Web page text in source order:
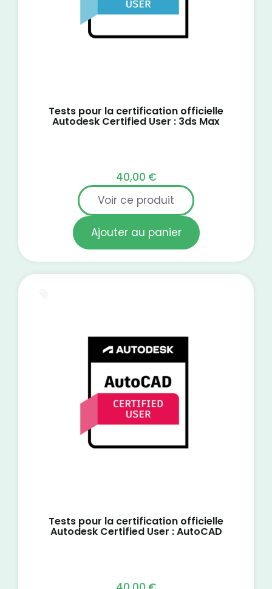
Tests pour la certification officielle
Autodesk Certified User : 3ds Max
40,00 €
Voir ce produit
Ajouter au panier
Tests pour la certification officielle
Autodesk Certified User : AutoCAD